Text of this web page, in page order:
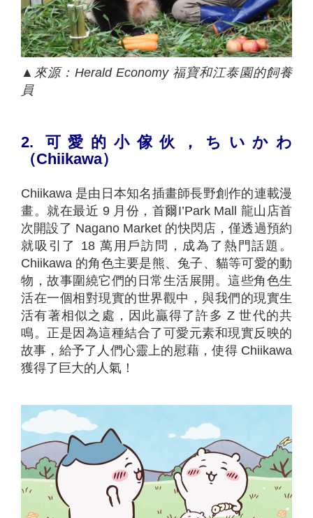
▲ 來源： Herald Economy 福寶和江泰園的飼養
員
2.
可愛的小傢伙，ちいかわ
（Chiikawa）
Chiikawa 是由日本知名插畫師長野創作的連載漫
畫。就在最近 9 月份，首爾I’Park Mall 龍山店首
次開設了 Nagano Market 的快閃店，僅透過預約
就吸引了 18 萬用戶訪問，成為了熱門話題。
Chiikawa 的角色主要是熊、兔子、貓等可愛的動
物，故事圍繞它們的日常生活展開。這些角色生
活在一個相對現實的世界觀中，與我們的現實生
活有著相似之處，因此贏得了許多 Z 世代的共
鳴。正是因為這種結合了可愛元素和現實反映的
故事，給予了人們心靈上的慰藉，使得 Chiikawa
獲得了巨大的人氣！